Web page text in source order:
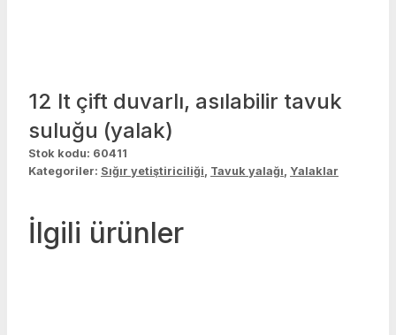
12 lt çift duvarlı, asılabilir tavuk
suluğu (yalak)
Stok kodu: 60411
Kategoriler: Sığır yetiştiriciliği, Tavuk yalağı, Yalaklar
İlgili ürünler